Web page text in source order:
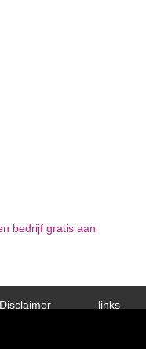
bedrijf gratis aan
links
Disclaimer